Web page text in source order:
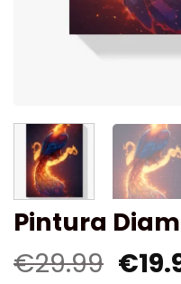
Pintura
€29.99 €